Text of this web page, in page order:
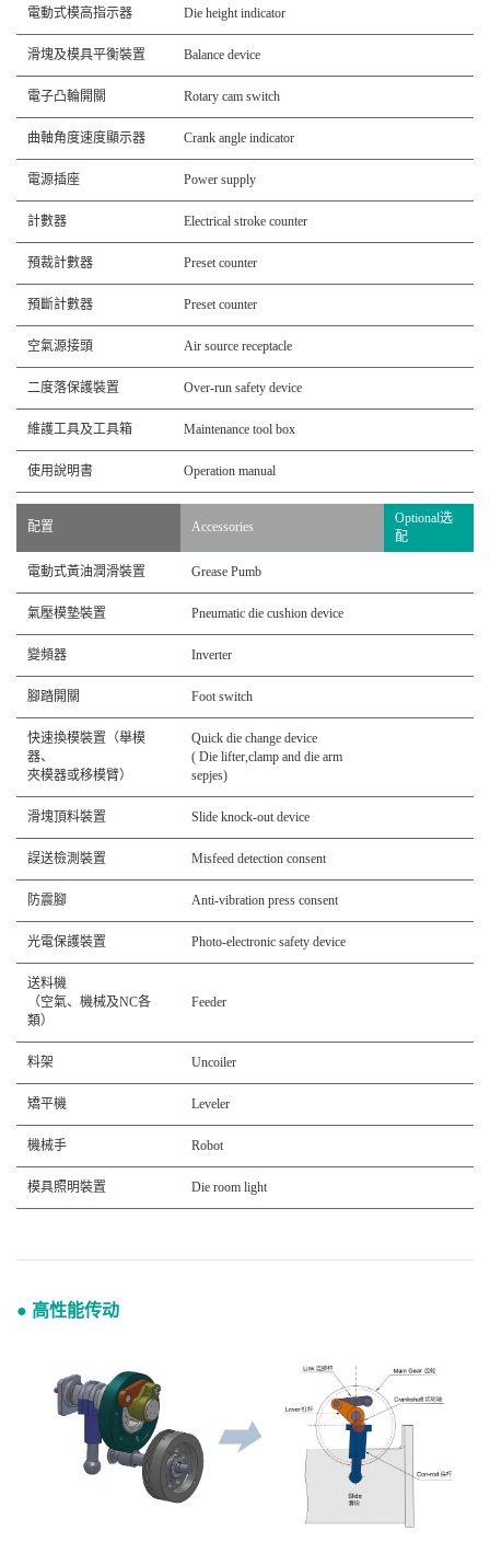
電動式模高指示器 Die height indicator
滑塊及模具平衡裝置 Balance device
電子凸輪開關 Rotary cam switch
曲軸角度速度顯示器 Crank angle indicator
電源插座 Power supply
計數器 Electrical stroke counter
預裁計數器 Preset counter
預斷計數器 Preset counter
空氣源接頭 Air source receptacle
二度落保護裝置 Over-run safety device
維護工具及工具箱 Maintenance tool box
使用說明書 Operation manual
配置 Accessories
Optional选
配
電動式黃油潤滑裝置 Grease Pumb
氣壓模墊裝置 Pneumatic die cushion device
變頻器 Inverter
腳踏開關 Foot switch
快速換模裝置（舉模
器、
夾模器或移模臂）
Quick die change device
( Die lifter,clamp and die arm
sepjes)
滑塊頂料裝置 Slide knock-out device
誤送檢測裝置 Misfeed detection consent
防震腳 Anti-vibration press consent
光電保護裝置 Photo-electronic safety device
送料機
（空氣、機械及NC各
類）
Feeder
料架 Uncoiler
矯平機 Leveler
機械手 Robot
模具照明裝置 Die room light
● 高性能传动